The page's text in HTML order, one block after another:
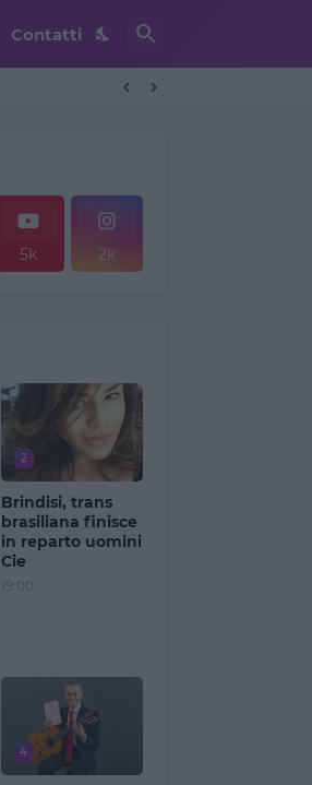
Contatti
5k 2k
2
Brindisi, trans
brasiliana finisce
in reparto uomini
Cie
19:00
4